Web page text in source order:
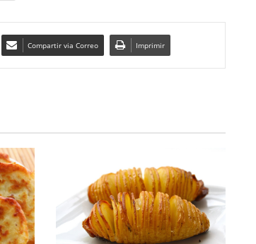
Compartir via Correo Imprimir